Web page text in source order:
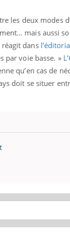
les deux modes
mais aussi
dans
par voie basse. »
qu’en cas de
doit se situer